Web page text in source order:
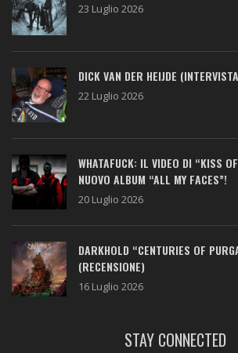
23 Luglio 2026
DICK VAN DER HEIJDE
22 Luglio 2026
WHATAFUCK: IL VIDEO DI “KISS
NUOVO ALBUM “ALL MY FACES”!
20 Luglio 2026
DARKHOLD “CENTURIES OF
(RECENSIONE)
16 Luglio 2026
STAY CONNECTED